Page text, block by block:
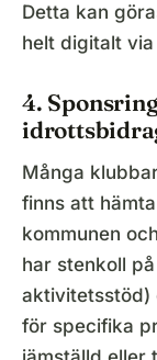
Detta kan
helt digitalt
4.
Många
finns att
kommunen
har stenkoll
aktivitetsstöd)
för specifika